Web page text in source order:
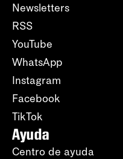
Newsletters
RSS
YouTube
WhatsApp
Instagram
Facebook
TikTok
Ayuda
Centro de ayuda